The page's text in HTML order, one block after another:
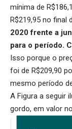
mínima de
R$219,95 no final
2020 frente a
para o período.
Isso porque o
foi de R$209,90
mesmo período
A Figura a seguir
gordo, em valor